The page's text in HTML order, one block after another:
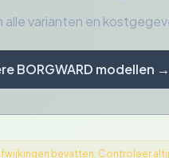
varianten en
BORGWARD modellen →
bevatten. Controleer